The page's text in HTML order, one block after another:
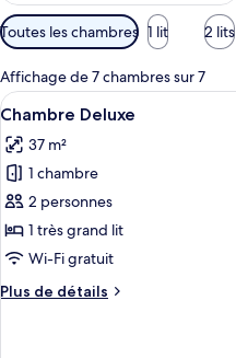
Filtres
disponibles
pour
les
chambres
Toutes les chambres 1 lit 2 lits
Affichage de 7 chambres sur 7
Afficher
toutes
les
photos
pour
ce
type
chambre :
18
Chambre Deluxe
37 m²
1 chambre
2 personnes
1 très grand lit
Wi-Fi gratuit
Plus de détails
Plus